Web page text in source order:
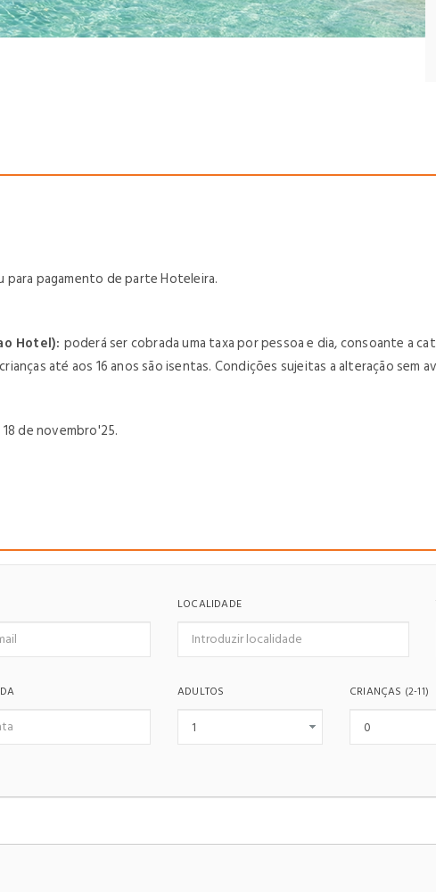
pagamento de parte Hoteleira.
Hotel): poderá ser cobrada uma taxa por pessoa e dia, consoante a
até aos 16 anos são isentas. Condições sujeitas a alteração sem
18 de novembro'25.
LOCALIDADE
ADULTOS CRIANÇAS (2-11)